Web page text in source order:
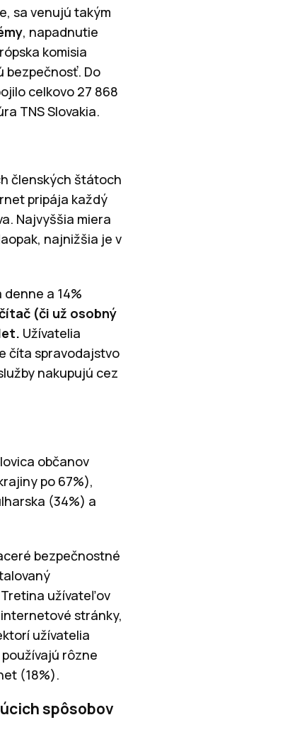
sa venujú takým
, napadnutie
komisia
bezpečnosť. Do
celkovo 27 868
TNS Slovakia.
členských štátoch
pripája každý
Najvyššia miera
najnižšia je v
a 14%
(či už osobný
Užívatelia
číta spravodajstvo
nakupujú cez
občanov
po 67%),
(34%) a
bezpečnostné
užívateľov
stránky,
užívatelia
rôzne
(18%).
spôsobov